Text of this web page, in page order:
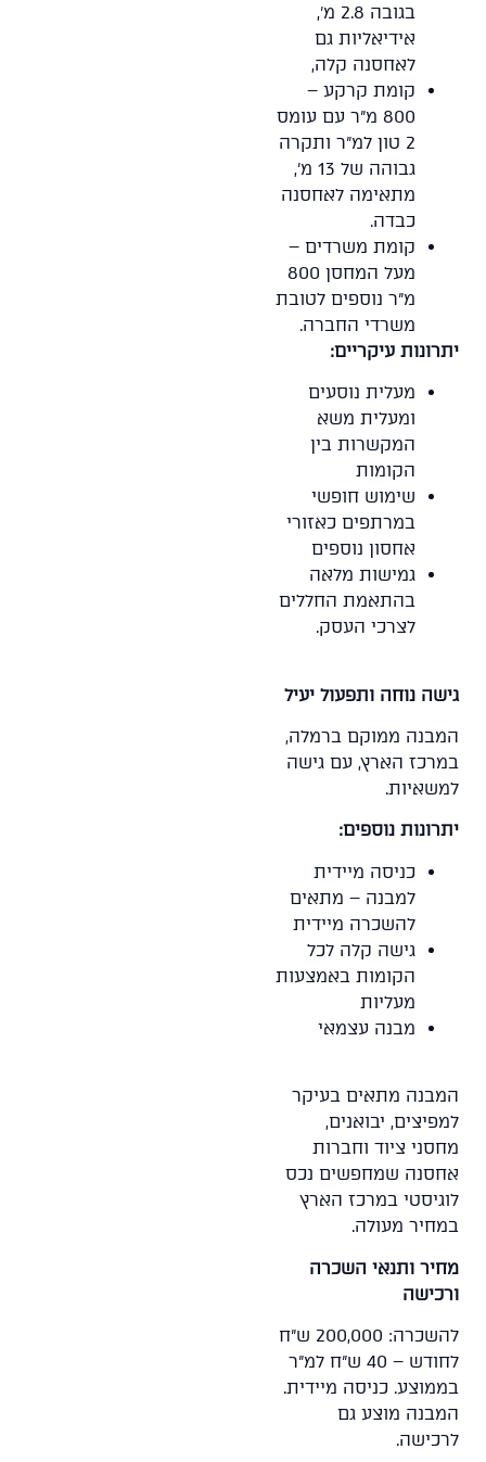
בגובה 2.8 מ',
אידיאליות גם
לאחסנה קלה,
קומת קרקע –
800 מ"ר עם עומס
2 טון למ"ר ותקרה
גבוהה של 13 מ',
מתאימה לאחסנה
כבדה.
קומת משרדים –
מעל המחסן 800
מ"ר נוספים לטובת
משרדי החברה.
יתרונות עיקריים:
מעלית נוסעים
ומעלית משא
המקשרות בין
הקומות
שימוש חופשי
במרתפים כאזורי
אחסון נוספים
גמישות מלאה
בהתאמת החללים
לצרכי העסק.
גישה נוחה ותפעול יעיל
המבנה ממוקם ברמלה,
במרכז הארץ, עם גישה
למשאיות.
יתרונות נוספים:
כניסה מיידית
למבנה – מתאים
להשכרה מיידית
גישה קלה לכל
הקומות באמצעות
מעליות
מבנה עצמאי
המבנה מתאים בעיקר
למפיצים, יבואנים,
מחסני ציוד וחברות
אחסנה שמחפשים נכס
לוגיסטי במרכז הארץ
במחיר מעולה.
מחיר ותנאי השכרה
ורכישה
להשכרה: 200,000 ש"ח
לחודש – 40 ש"ח למ"ר
בממוצע. כניסה מיידית.
המבנה מוצע גם
לרכישה.